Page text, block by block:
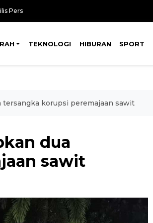
Pers
TEKNOLOGI HIBURAN SPORT
tersangka korupsi peremajaan sawit
dua
sawit